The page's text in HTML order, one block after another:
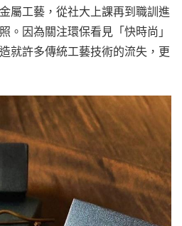
屬工藝，從社大上課再到職訓進
。因為關注環保看見「快時尚」
就許多傳統工藝技術的流失，更